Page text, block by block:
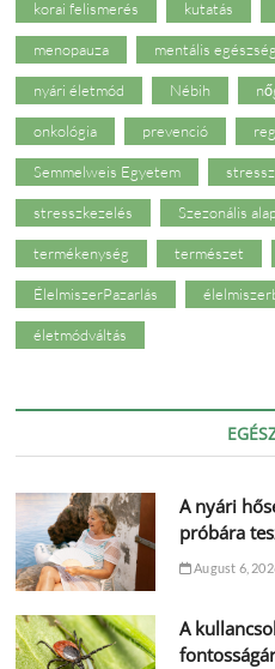
korai felismerés kutatás
menopauza mentális egészség
nyári életmód Nébih
onkológia prevenció
Semmelweis Egyetem stressz
stresszkezelés Szezonális
termékenység természet
ÉlelmiszerPazarlás
életmódváltás
A nyári
próbára
August 6,
A